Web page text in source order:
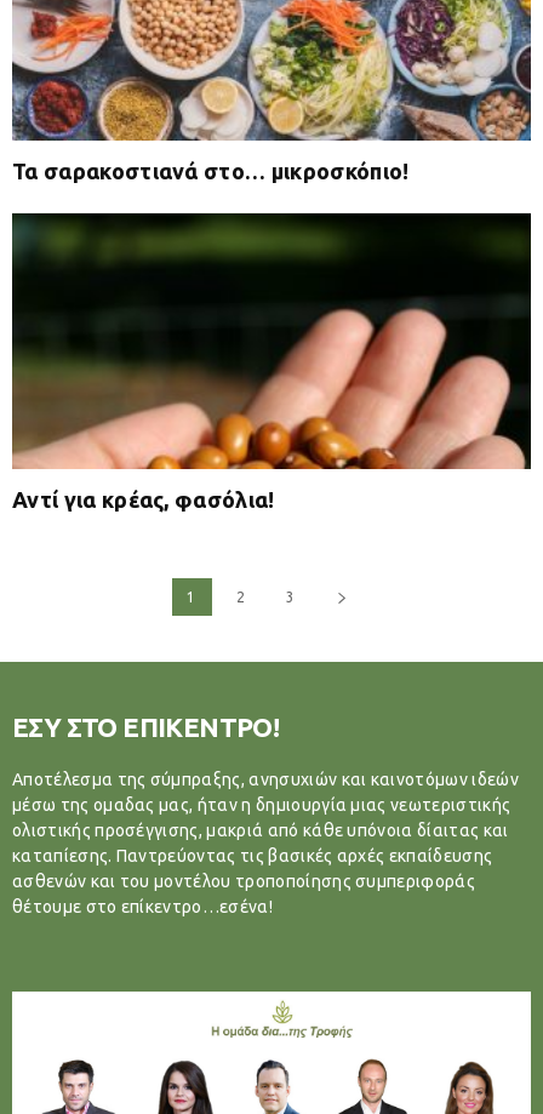
Τα σαρακοστιανά στο… μικροσκόπιο!
Αντί για κρέας, φασόλια!
1 2 3
ΕΣΥ ΣΤΟ ΕΠΙΚΕΝΤΡΟ!
Αποτέλεσμα της σύμπραξης, ανησυχιών και καινοτόμων ιδεών
μέσω της ομαδας μας, ήταν η δημιουργία μιας νεωτεριστικής
ολιστικής προσέγγισης, μακριά από κάθε υπόνοια δίαιτας και
καταπίεσης. Παντρεύοντας τις βασικές αρχές εκπαίδευσης
ασθενών και του μοντέλου τροποποίησης συμπεριφοράς
θέτουμε στο επίκεντρο…εσένα!